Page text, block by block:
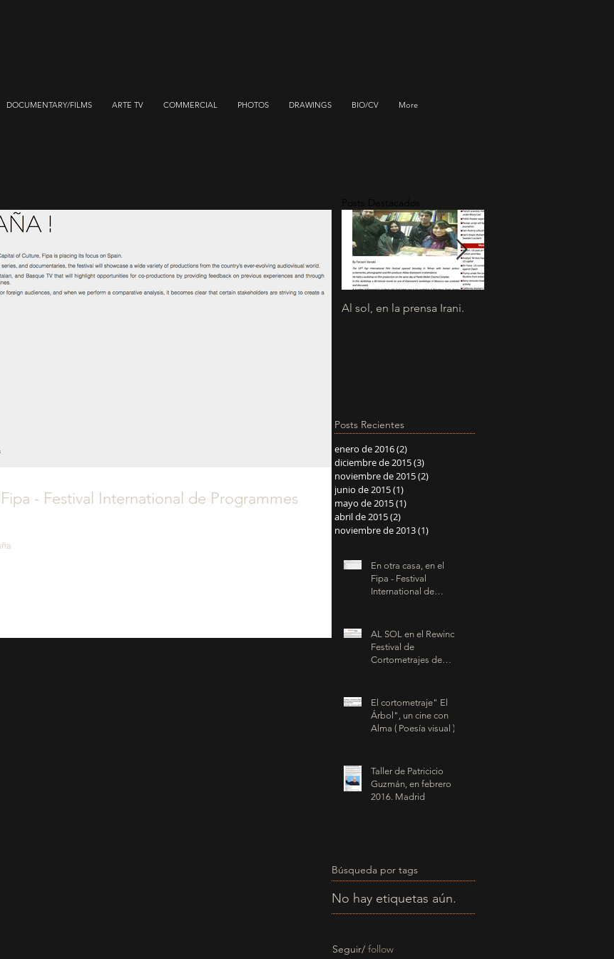
DOCUMENTARY/FILMS ARTE TV COMMERCIAL PHOTOS DRAWINGS BIO/CV More
- Festival International de Programmes
Al sol, en la prensa Irani.
Posts Recientes
enero de 2016(2)
diciembre de 2015(3)
noviembre de 2015(2)
junio de 2015(1)
mayo de 2015(1)
abril de 2015(2)
noviembre de 2013(1)
En otra casa, en el
Fipa - Festival
International de
AL SOL en el Rewind
Festival de
Cortometrajes de
al 13 de m
El cortometraje" El
Árbol", un cine con
Alma ( Poesía visual ).
Taller de Patricicio
Guzmán, en febrero
2016. Madrid
Búsqueda por tags
No hay etiquetas aún.
Seguir/ follow